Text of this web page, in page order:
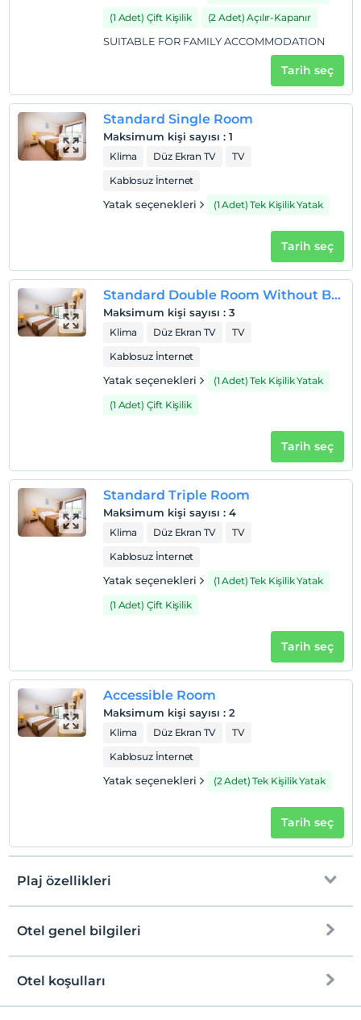
(1 Adet) Çift Kişilik (2 Adet) Açılır-Kapanır
SUITABLE FOR FAMILY ACCOMMODATION
Tarih seç
Standard Single Room
Maksimum kişi sayısı : 1
Klima Düz Ekran TV
TV
Kablosuz İnternet
Yatak seçenekleri (1 Adet) Tek Kişilik Yatak
Tarih seç
Standard Double Room Without Balcony
Maksimum kişi sayısı : 3
Klima Düz Ekran TV
TV
Kablosuz İnternet
Yatak seçenekleri
(1 Adet) Tek Kişilik Yatak
(1 Adet) Çift Kişilik
Tarih seç
Standard Triple Room
Maksimum kişi sayısı : 4
Klima Düz Ekran TV
TV
Kablosuz İnternet
Yatak seçenekleri
(1 Adet) Tek Kişilik Yatak
(1 Adet) Çift Kişilik
Tarih seç
Accessible Room
Maksimum kişi sayısı : 2
Klima Düz Ekran TV
TV
Kablosuz İnternet
Yatak seçenekleri (2 Adet) Tek Kişilik Yatak
Tarih seç
Plaj özellikleri
Plaja 299 metre mesafededir
Otel genel bilgileri
Otel koşulları
Check/in